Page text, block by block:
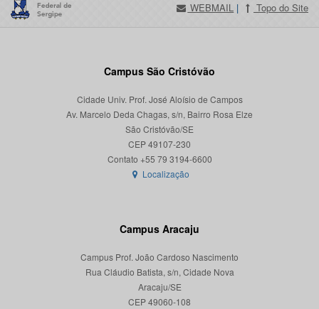
WEBMAIL | Topo do Site
Campus São Cristóvão
Cidade Univ. Prof. José Aloísio de Campos
Av. Marcelo Deda Chagas, s/n, Bairro Rosa Elze
São Cristóvão/SE
CEP 49107-230
Localização
Campus Aracaju
Campus Prof. João Cardoso Nascimento
Rua Cláudio Batista, s/n, Cidade Nova
Aracaju/SE
CEP 49060-108